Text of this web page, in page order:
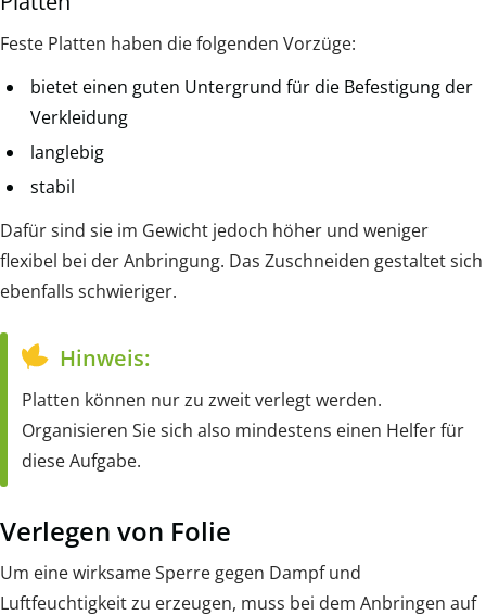
Feste Platten haben die folgenden Vorzüge:
bietet einen guten Untergrund für die Befestigung der
Verkleidung
langlebig
stabil
Dafür sind sie im Gewicht jedoch höher und weniger
flexibel bei der Anbringung. Das Zuschneiden gestaltet sich
ebenfalls schwieriger.
Hinweis:
Platten können nur zu zweit verlegt werden.
Organisieren Sie sich also mindestens einen Helfer für
diese Aufgabe.
Verlegen von Folie
Um eine wirksame Sperre gegen Dampf und
Luftfeuchtigkeit zu erzeugen, muss bei dem Anbringen auf